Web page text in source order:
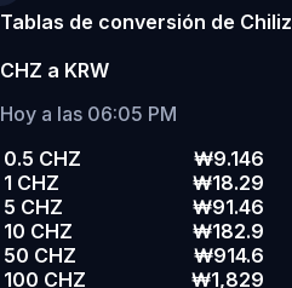
Tablas de conversión de Chiliz
CHZ a KRW
Hoy a las 06:05 PM
0.5 CHZ
₩9.146
1 CHZ
₩18.29
5 CHZ
₩91.46
10 CHZ
₩182.9
50 CHZ
₩914.6
100 CHZ
₩1,829